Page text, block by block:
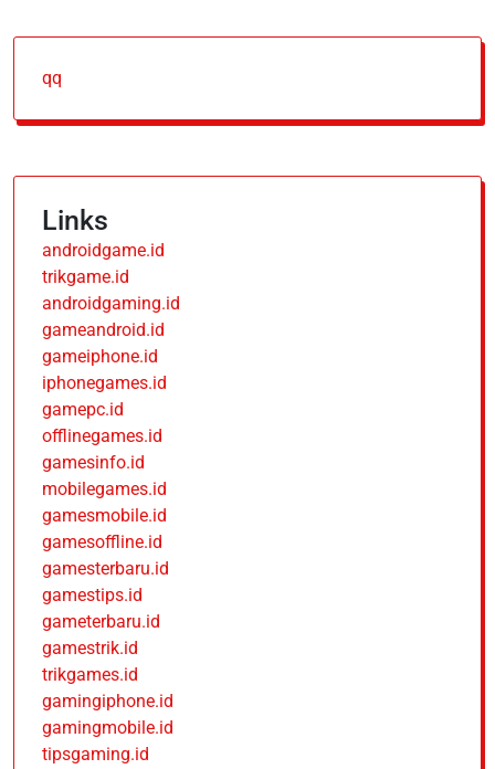
qq
Links
androidgame.id
trikgame.id
androidgaming.id
gameandroid.id
gameiphone.id
iphonegames.id
gamepc.id
offlinegames.id
gamesinfo.id
mobilegames.id
gamesmobile.id
gamesoffline.id
gamesterbaru.id
gamestips.id
gameterbaru.id
gamestrik.id
trikgames.id
gamingiphone.id
gamingmobile.id
tipsgaming.id